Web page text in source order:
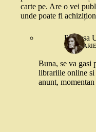
carte pe. Are o vei
unde poate fi
Printesa
5
Buna, se va gasi
librariile online
anunt,